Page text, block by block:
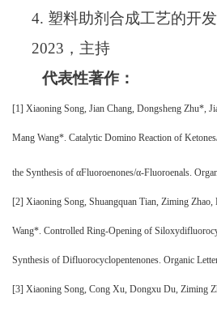
4. 塑料助剂合成工艺的开发
2023 ，主持
代表性著作：
[1] Xiaoning Song, Jian Chang, Dongsheng Zhu*, J
Mang Wang*. Catalytic Domino Reaction of
the Synthesis of αFluoroenones/α-Fluoroenals.
[2] Xiaoning Song, Shuangquan Tian, Ziming
Wang*. Controlled Ring-Opening of
Synthesis of Difluorocyclopentenones. Organic
[3] Xiaoning Song, Cong Xu, Dongxu Du, Ziming